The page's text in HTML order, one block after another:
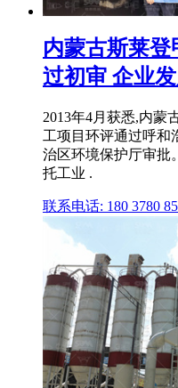
内蒙古斯莱
过初审 企业
2013年4月获悉,内蒙
工项目环评通过呼和
治区环境保护厅审批
托工业 .
联系电话: 180 3780